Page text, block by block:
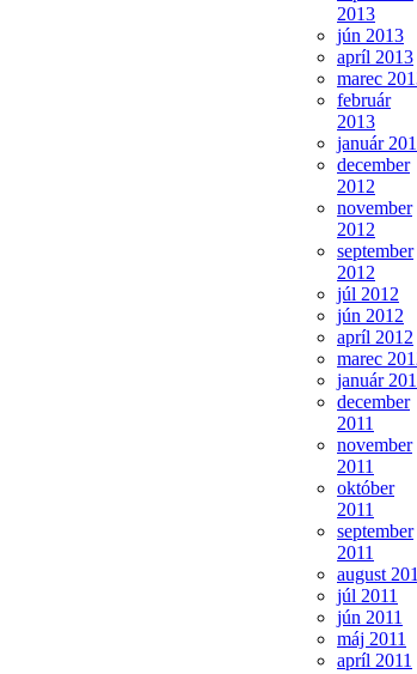
2013
jún 2013
apríl 2013
marec
február
2013
január
december
2012
november
2012
september
2012
júl 2012
jún 2012
apríl 2012
marec
január
december
2011
november
2011
október
2011
september
2011
august
júl 2011
jún 2011
máj 2011
apríl 2011